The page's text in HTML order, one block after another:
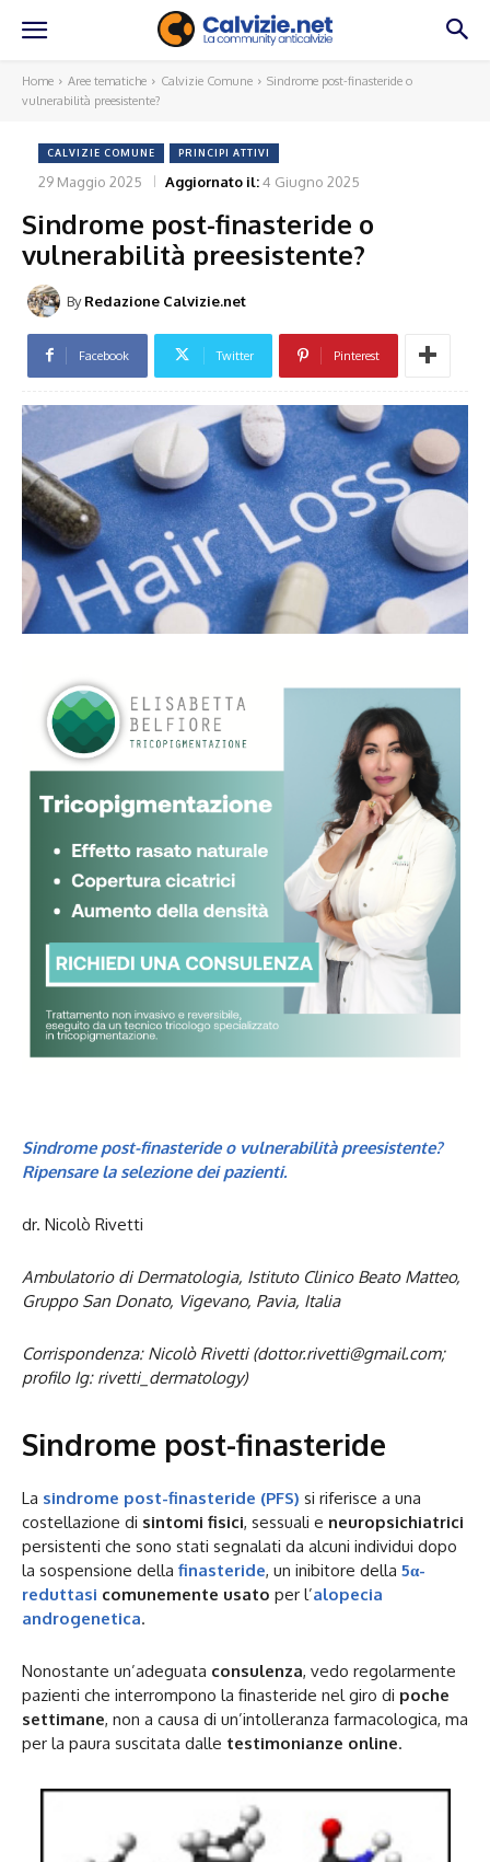
Home Aree tematiche Calvizie Comune
Sindrome post-finasteride o
vulnerabilità preesistente?
CALVIZIE COMUNE PRINCIPI ATTIVI
29 Maggio 2025 Aggiornato il:4 Giugno 2025
Sindrome post-finasteride o
vulnerabilità preesistente?
By Redazione Calvizie.net
Facebook Twitter Pinterest
Sindrome post-finasteride o vulnerabilità preesistente?
Ripensare la selezione dei pazienti.
dr. Nicolò Rivetti
Ambulatorio di Dermatologia, Istituto Clinico Beato Matteo,
Gruppo San Donato, Vigevano, Pavia, Italia
Corrispondenza: Nicolò Rivetti (dottor.rivetti@gmail.com;
profilo Ig: rivetti_dermatology)
Sindrome post-finasteride
La sindrome post-finasteride (PFS) si riferisce a una
costellazione di sintomi fisici, sessuali e neuropsichiatrici
persistenti che sono stati segnalati da alcuni individui dopo
la sospensione della finasteride, un inibitore della 5α-
reduttasi comunemente usato per l’alopecia
androgenetica.
Nonostante un’adeguata consulenza, vedo regolarmente
pazienti che interrompono la finasteride nel giro di poche
settimane, non a causa di un’intolleranza farmacologica, ma
per la paura suscitata dalle testimonianze online.